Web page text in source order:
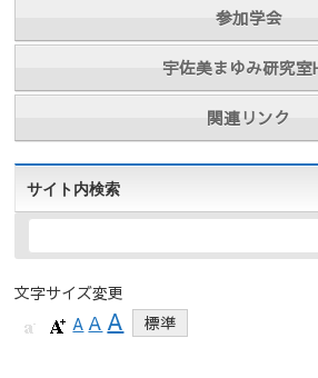
参加学会
宇佐美まゆみ研究室
関連リンク
サイト内検索
文字サイズ変更
A A A 標準